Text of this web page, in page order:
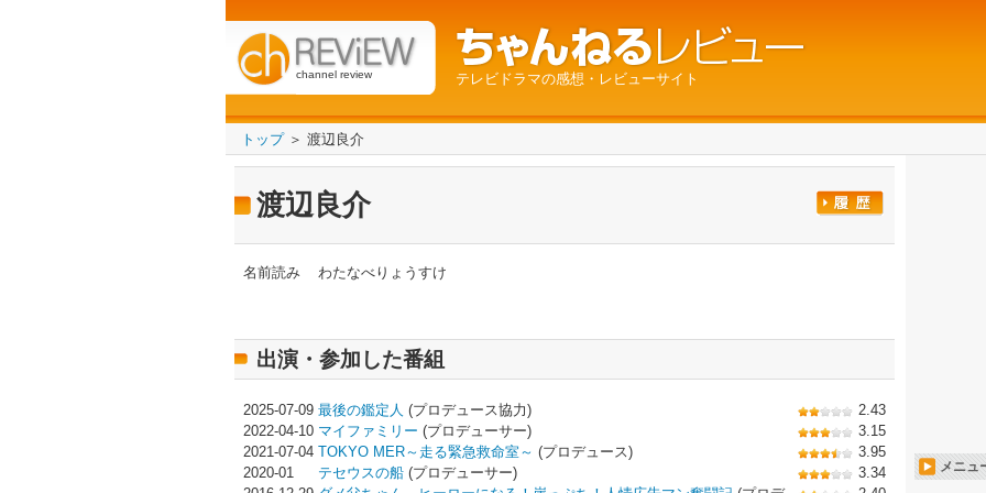
channel review テレビドラマの感想・レビューサイト
トップ＞ 渡辺良介
渡辺良介
名前読み わたなべりょうすけ
出演・参加した番組
2025-07-09 最後の鑑定人 (プロデュース協力)
2.43
2022-04-10 マイファミリー (プロデューサー)
3.15
2021-07-04 TOKYO MER～走る緊急救命室～ (プロデュース)
3.95
2020-01
テセウスの船 (プロデューサー)
3.34
メニュ